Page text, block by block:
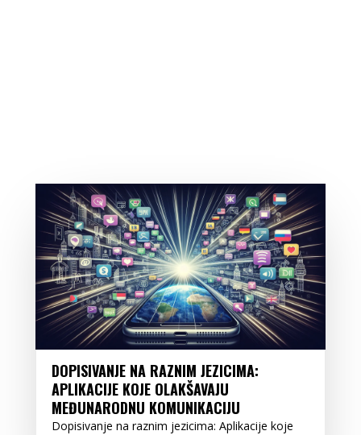
DOPISIVANJE NA RAZNIM JEZICIMA:
APLIKACIJE KOJE OLAKŠAVAJU
MEĐUNARODNU KOMUNIKACIJU
Dopisivanje na raznim jezicima: Aplikacije koje